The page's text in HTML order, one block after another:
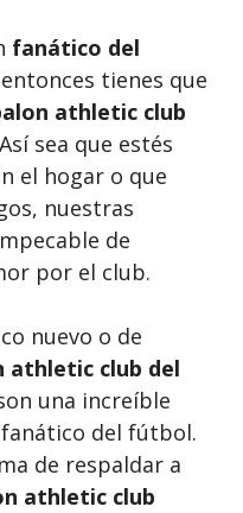
fanático del
tienes que
athletic club
sea que estés
el hogar o que
nuestras
de
por el club.
nuevo o de
athletic club del
una increíble
del fútbol.
de respaldar a
athletic club